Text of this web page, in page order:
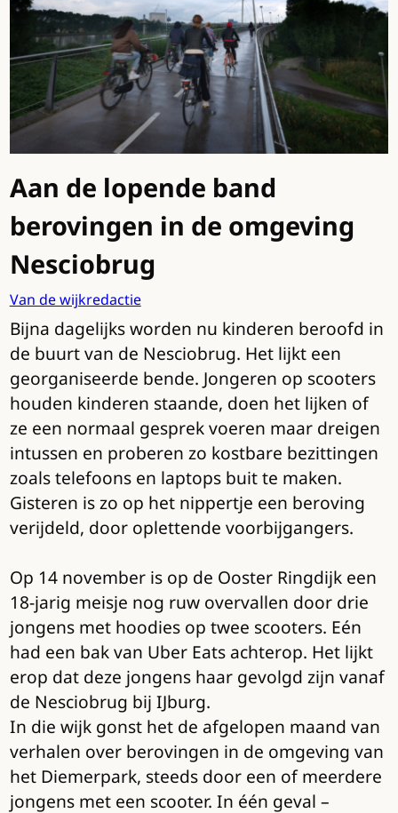
Aan de lopende band
berovingen in de omgeving
Nesciobrug
Van de wijkredactie
Bijna dagelijks worden nu kinderen beroofd in
de buurt van de Nesciobrug. Het lijkt een
georganiseerde bende. Jongeren op scooters
houden kinderen staande, doen het lijken of
ze een normaal gesprek voeren maar dreigen
intussen en proberen zo kostbare bezittingen
zoals telefoons en laptops buit te maken.
Gisteren is zo op het nippertje een beroving
verijdeld, door oplettende voorbijgangers.
Op 14 november is op de Ooster Ringdijk een
18-jarig meisje nog ruw overvallen door drie
jongens met hoodies op twee scooters. Eén
had een bak van Uber Eats achterop. Het lijkt
erop dat deze jongens haar gevolgd zijn vanaf
de Nesciobrug bij IJburg.
In die wijk gonst het de afgelopen maand van
verhalen over berovingen in de omgeving van
het Diemerpark, steeds door een of meerdere
jongens met een scooter. In één geval –